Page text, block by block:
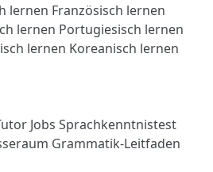
lernen Französisch lernen
lernen Portugiesisch lernen
lernen Koreanisch lernen
Jobs Sprachkenntnistest
Grammatik-Leitfaden